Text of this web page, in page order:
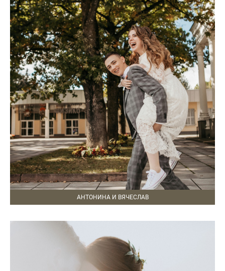
АНТОНИНА И ВЯЧЕСЛАВ